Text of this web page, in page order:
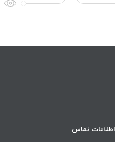
اطلاعات تماس